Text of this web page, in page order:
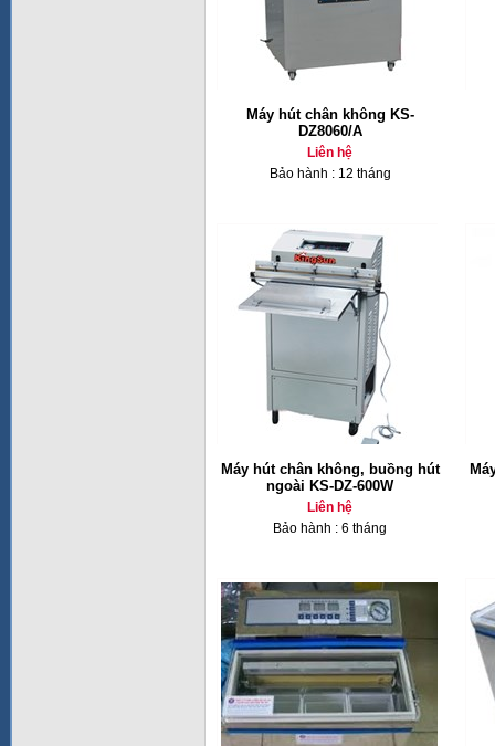
Máy hút chân không KS-
DZ8060/A
Liên hệ
Bảo hành : 12 tháng
Máy hút chân không, buồng hút
ngoài KS-DZ-600W
Liên hệ
Bảo hành : 6 tháng